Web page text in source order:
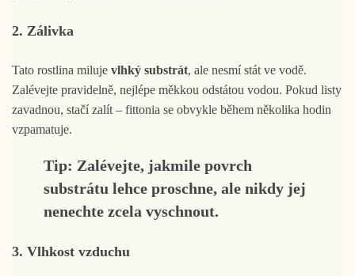
2. Zálivka
Tato rostlina miluje vlhký substrát, ale nesmí stát ve vodě.
Zalévejte pravidelně, nejlépe měkkou odstátou vodou. Pokud listy
zavadnou, stačí zalít – fittonia se obvykle během několika hodin
vzpamatuje.
Tip: Zalévejte, jakmile povrch
substrátu lehce proschne, ale nikdy jej
nenechte zcela vyschnout.
3. Vlhkost vzduchu